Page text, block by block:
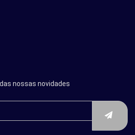
nossas novidades